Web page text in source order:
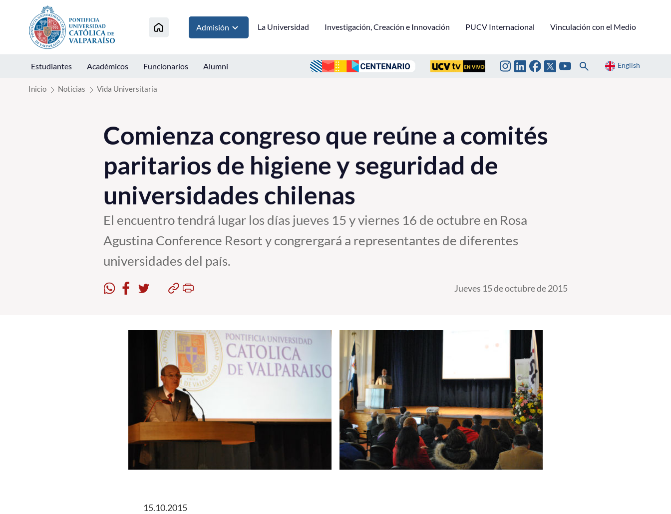
Click acá para ir directamente al contenido
Admisión La Universidad Investigación, Creación e Innovación PUCV Internacional Vinculación con el Medio
Estudiantes Académicos Funcionarios Alumni English
Inicio Noticias Vida Universitaria
Comienza congreso que reúne a comités
paritarios de higiene y seguridad de
universidades chilenas
El encuentro tendrá lugar los días jueves 15 y viernes 16 de octubre en Rosa
Agustina Conference Resort y congrergará a representantes de diferentes
universidades del país.
Jueves 15 de octubre de 2015
15.10.2015